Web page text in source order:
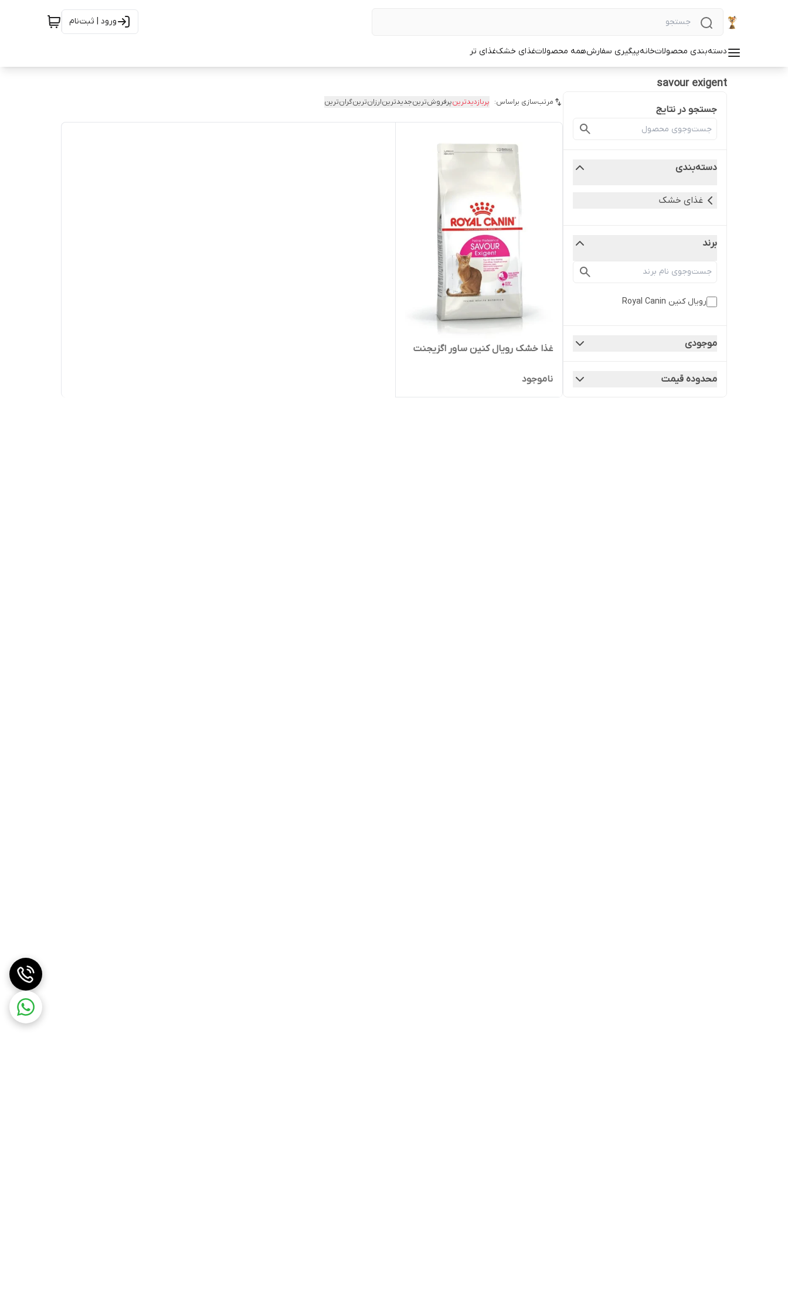
ورود | ثبت‌نام
دسته‌بندی محصولاتخانهپیگیری سفارشهمه محصولاتغذای خشکغذای تر
savour exigent
جستجو در نتایج
دسته‌بندی
غذای خشک
برند
رویال کنین Royal Canin
موجودی
محدوده قیمت
مرتب‌سازی براساس: پربازدیدترینپرفروش‌ترینجدیدترینارزان‌ترینگران‌ترین
غذا خشک رویال کنین ساور اگزیجنت
ناموجود